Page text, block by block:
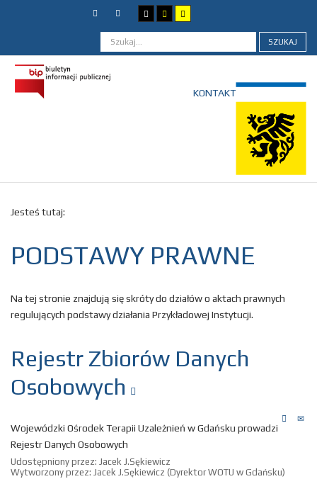
SZUKAJ
KONTAKT
Jesteś tutaj:
PODSTAWY PRAWNE
Na tej stronie znajdują się skróty do działów o aktach prawnych
regulujących podstawy działania Przykładowej Instytucji.
Rejestr Zbiorów Danych
Osobowych
Wojewódzki Ośrodek Terapii Uzależnień w Gdańsku prowadzi
Rejestr Danych Osobowych
Udostępniony przez: Jacek J.Sękiewicz
Wytworzony przez: Jacek J.Sękiewicz (Dyrektor WOTU w Gdańsku)